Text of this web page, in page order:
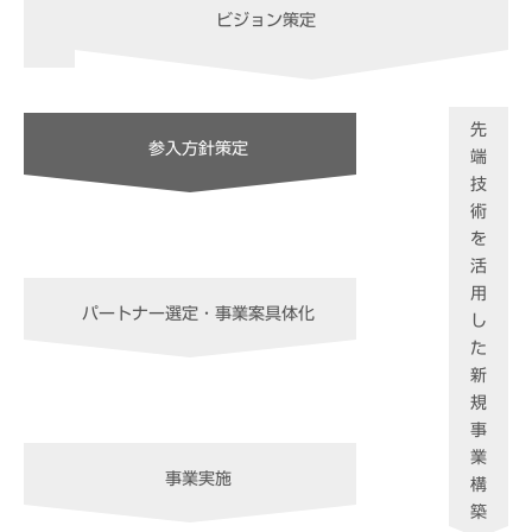
ビジョン策定
先
端
技
術
を
活
用
し
た
新
規
事
業
構
築
参入方針策定
パートナー選定・事業案具体化
事業実施